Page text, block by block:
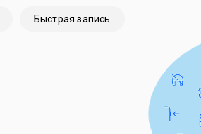
Быстрая запись